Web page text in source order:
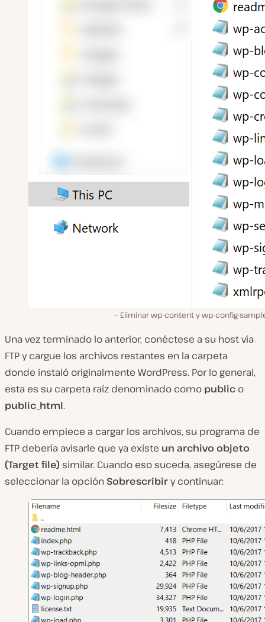
Eliminar wp-content y wp-config-
Una vez terminado lo anterior, conéctese a su host vía
FTP y cargue los archivos restantes en la carpeta
donde instaló originalmente WordPress. Por lo general,
esta es su carpeta raíz denominado como public o
public_html.
Cuando empiece a cargar los archivos, su programa de
FTP debería avisarle que ya existe un archivo objeto
(Target file) similar. Cuando eso suceda, asegúrese de
seleccionar la opción Sobrescribiry continuar: